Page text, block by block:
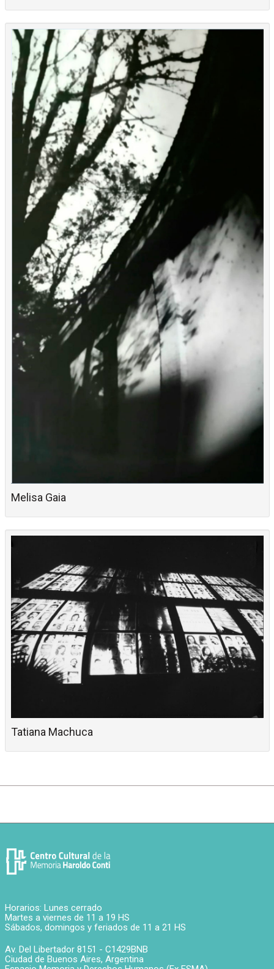
Melisa Gaia
Tatiana Machuca
Horarios: Lunes cerrado
Martes a viernes de 11 a 19 HS
Sábados, domingos y feriados de 11 a 21 HS
Av. Del Libertador 8151 - C1429BNB
Ciudad de Buenos Aires, Argentina